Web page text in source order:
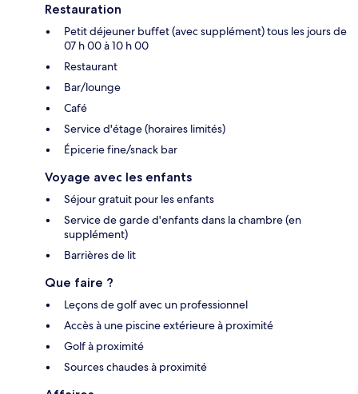
Restauration
Petit déjeuner buffet (avec supplément) tous les jours de
07 h 00 à 10 h 00
Restaurant
Bar/lounge
Café
Service d'étage (horaires limités)
Épicerie fine/snack bar
Voyage avec les enfants
Séjour gratuit pour les enfants
Service de garde d'enfants dans la chambre (en
supplément)
Barrières de lit
Que faire ?
Leçons de golf avec un professionnel
Accès à une piscine extérieure à proximité
Golf à proximité
Sources chaudes à proximité